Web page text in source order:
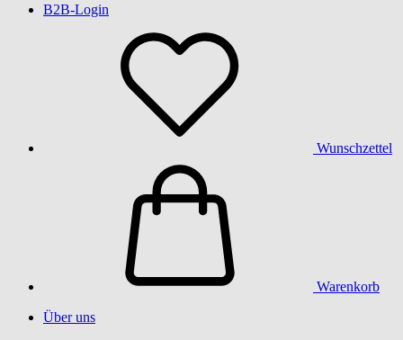
B2B-Login
Wunschzettel
Warenkorb
Über uns